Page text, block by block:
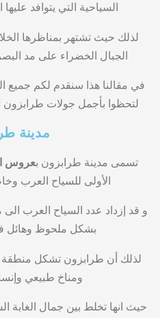
السياحية التي يتوافد
لذلك حيث تشتهر بمناظرها
الجبال الخضراء على مد
في مقالنا هذا سنقدم لكم جميع
لتحظوا بأجمل جولات طرابزون
مدينة
تسمى مدينة طرابزون بعروس
الأولى للسياح العرب
و قد إزداد عدد السياح العرب
بشكل ملحوظ وهائل
لذلك أن طرابزون تشكل منطقة
ومناخ طبيعي
حيث انها تخلط بين جمال الغابة